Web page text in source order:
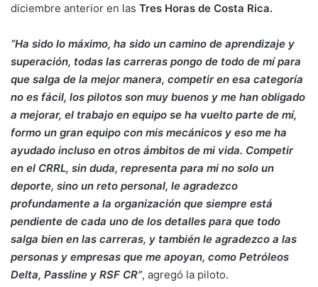
diciembre anterior en las Tres Horas de Costa Rica.
“Ha sido lo máximo, ha sido un camino de aprendizaje y
superación, todas las carreras pongo de todo de mí para
que salga de la mejor manera, competir en esa categoría
no es fácil, los pilotos son muy buenos y me han obligado
a mejorar, el trabajo en equipo se ha vuelto parte de mí,
formo un gran equipo con mis mecánicos y eso me ha
ayudado incluso en otros ámbitos de mi vida. Competir
en el CRRL, sin duda, representa para mi no solo un
deporte, sino un reto personal, le agradezco
profundamente a la organización que siempre está
pendiente de cada uno de los detalles para que todo
salga bien en las carreras, y también le agradezco a las
personas y empresas que me apoyan, como Petróleos
Delta, Passline y RSF CR”, agregó la piloto.